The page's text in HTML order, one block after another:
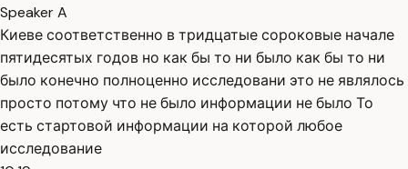
Speaker A
Киеве соответственно в тридцатые сороковые начале
пятидесятых годов но как бы то ни было как бы то ни
было конечно полноценно исследовани это не являлось
просто потому что не было информации не было То
есть стартовой информации на которой любое
исследование